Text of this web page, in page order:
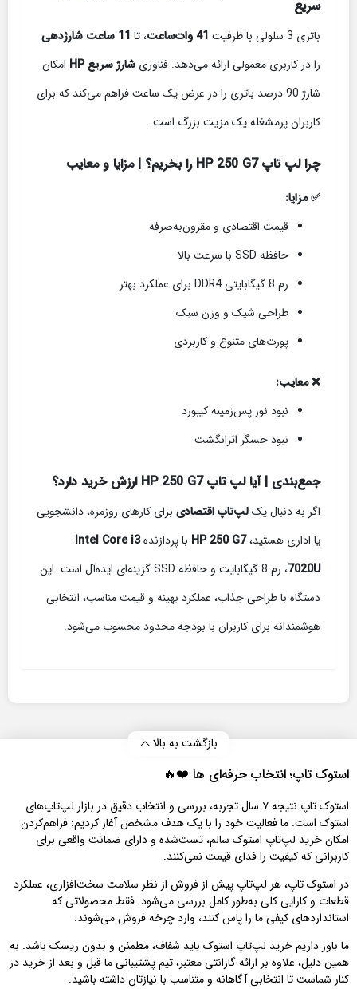
سریع
باتری 3 سلولی با ظرفیت 41 وات‌ساعت ، تا 11 ساعت شارژدهی
را در کاربری معمولی ارائه می‌دهد. فناوری شارژ سریع HP
امکان
شارژ 90 درصد باتری را در عرض یک ساعت فراهم می‌کند که برای
کاربران پرمشغله یک مزیت بزرگ است.
چرا لپ تاپ HP 250 G7 را بخریم؟ | مزایا و معایب
✅ مزایا:
قیمت اقتصادی و مقرون‌به‌صرفه
حافظه SSD با سرعت بالا
رم 8 گیگابایتی DDR4 برای عملکرد بهتر
طراحی شیک و وزن سبک
پورت‌های متنوع و کاربردی
❌ معایب:
نبود نور پس‌زمینه کیبورد
نبود حسگر اثرانگشت
جمع‌بندی | آیا لپ تاپ HP 250 G7 ارزش خرید دارد؟
اگر به دنبال یکلپ‌تاپ اقتصادی برای کارهای روزمره، دانشجویی
یا اداری هستید،HP 250 G7 با پردازندهIntel Core i3
7020U
، رم 8 گیگابایت و حافظه SSD گزینه‌ای ایده‌آل است. این
دستگاه با طراحی جذاب، عملکرد بهینه و قیمت مناسب، انتخابی
هوشمندانه برای کاربران با بودجه محدود محسوب می‌شود.
بازگشت به بالا
استوک تاپ؛ انتخاب حرفه‌ای‌ ها ❤️🔥
استوک تاپ نتیجه ۷ سال تجربه، بررسی و انتخاب دقیق در بازار لپ‌تاپ‌های
استوک است. ما فعالیت خود را با یک هدف مشخص آغاز کردیم: فراهم‌کردن
امکان خرید لپ‌تاپ استوک سالم، تست‌شده و دارای ضمانت واقعی برای
کاربرانی که کیفیت را فدای قیمت نمی‌کنند.
در استوک تاپ، هر لپ‌تاپ پیش از فروش از نظر سلامت سخت‌افزاری، عملکرد
قطعات و کارایی کلی به‌طور کامل بررسی می‌شود. فقط محصولاتی که
استانداردهای کیفی ما را پاس کنند، وارد چرخه فروش می‌شوند.
ما باور داریم خرید لپ‌تاپ استوک باید شفاف، مطمئن و بدون ریسک باشد. به
همین دلیل، علاوه بر ارائه گارانتی معتبر، تیم پشتیبانی ما قبل و بعد از خرید در
کنار شماست تا انتخابی آگاهانه و متناسب با نیازتان داشته باشید.